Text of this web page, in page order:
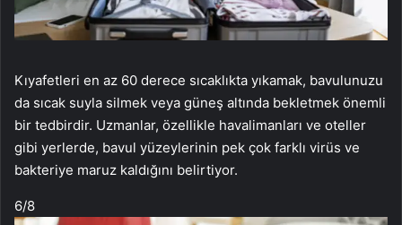
Kıyafetleri en az 60 derece sıcaklıkta yıkamak, bavulunuzu
da sıcak suyla silmek veya güneş altında bekletmek önemli
bir tedbirdir. Uzmanlar, özellikle havalimanları ve oteller
gibi yerlerde, bavul yüzeylerinin pek çok farklı virüs ve
bakteriye maruz kaldığını belirtiyor.
6/8